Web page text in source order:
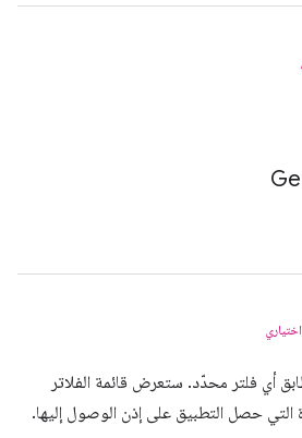
اختياري
أي فلتر محدّد. ستعرض قائمة الفلاتر
التي حصل التطبيق على إذن الوصول إليها.